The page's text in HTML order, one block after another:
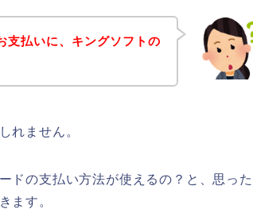
支払いに、キングソフトの
れません。
ドの支払い方法が使えるの？と、思った
ます。